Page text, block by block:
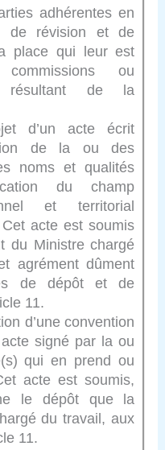
adhérentes en
de révision et de
place qui leur est
ou
résultant de la
d’un acte écrit
de la ou des
noms et qualités
du champ
et territorial
acte est soumis
du Ministre chargé
agrément dûment
de dépôt et de
11.
d’une convention
acte signé par la ou
qui en prend ou
acte est soumis,
le dépôt que la
du travail, aux
11.